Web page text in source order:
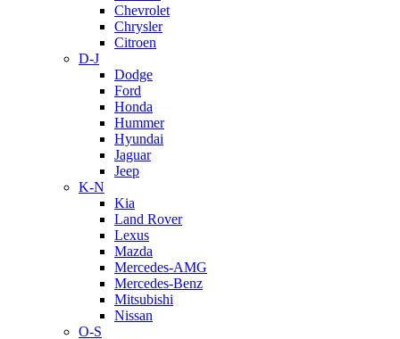
Chevrolet
Chrysler
Citroen
D-J
Dodge
Ford
Honda
Hummer
Hyundai
Jaguar
Jeep
K-N
Kia
Land Rover
Lexus
Mazda
Mercedes-AMG
Mercedes-Benz
Mitsubishi
Nissan
O-S